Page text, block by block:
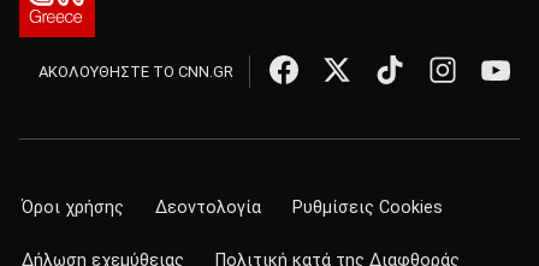
ΑΚΟΛΟΥΘΗΣΤΕ ΤΟ CNN.GR
Όροι χρήσης Δεοντολογία Ρυθμίσεις Cookies
Δήλωση εχεμύθειας Πολιτική κατά της Διαφθοράς